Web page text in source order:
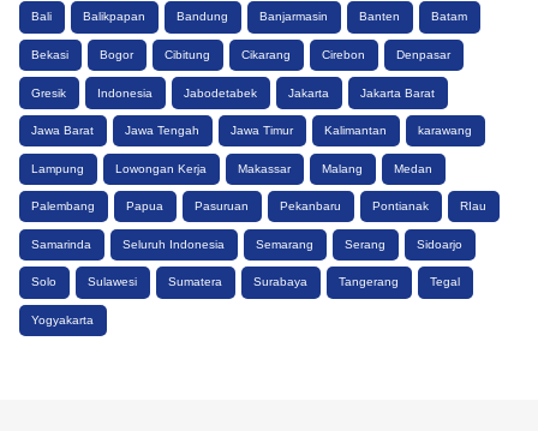
Bali Balikpapan Bandung Banjarmasin Banten Batam
Bekasi Bogor Cibitung Cikarang Cirebon Denpasar
Gresik Indonesia Jabodetabek Jakarta Jakarta Barat
Jawa Barat Jawa Tengah Jawa Timur Kalimantan karawang
Lampung Lowongan Kerja Makassar Malang Medan
Palembang Papua Pasuruan Pekanbaru Pontianak RIau
Samarinda Seluruh Indonesia Semarang Serang Sidoarjo
Solo Sulawesi Sumatera Surabaya Tangerang Tegal
Yogyakarta